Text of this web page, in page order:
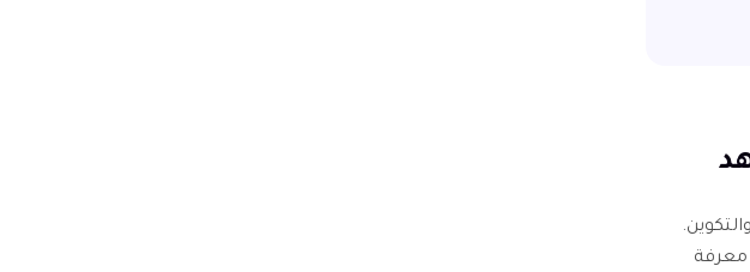
معرفة